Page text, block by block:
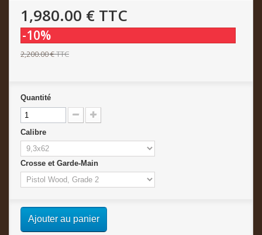
1,980.00 € TTC
-10%
2,200.00 €TTC
Quantité
Calibre
Crosse et Garde-Main
Ajouter au panier